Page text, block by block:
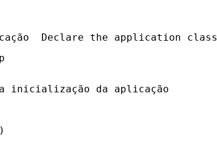
Declare the application class
inicialização da aplicação